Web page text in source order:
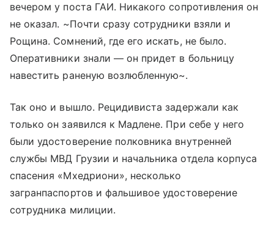
вечером у поста ГАИ. Никакого сопротивления он
не оказал. ~Почти сразу сотрудники взяли и
Рощина. Сомнений, где его искать, не было.
Оперативники знали — он придет в больницу
навестить раненую возлюбленную~.
Так оно и вышло. Рецидивиста задержали как
только он заявился к Мадлене. При себе у него
были удостоверение полковника внутренней
службы МВД Грузии и начальника отдела корпуса
спасения «Мхедриони», несколько
загранпаспортов и фальшивое удостоверение
сотрудника милиции.